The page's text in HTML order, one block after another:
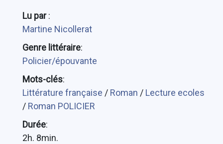
Lu par:
Martine Nicollerat
Genre littéraire:
Policier/épouvante
Mots-clés:
Littérature française / Roman / Lecture ecoles
/ Roman POLICIER
Durée:
2h. 8min.